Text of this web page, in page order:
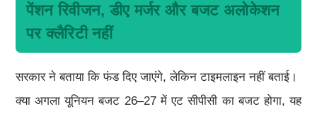
पेंशन रिवीजन, डीए मर्जर और बजट अलोकेशन
पर क्लैरिटी नहीं
सरकार ने बताया कि फंड दिए जाएंगे, लेकिन टाइमलाइन नहीं बताई।
क्या अगला यूनियन बजट 26–27 में एट सीपीसी का बजट होगा, यह